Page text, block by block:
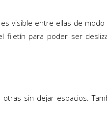
visible entre ellas de
filetín para poder ser
sin dejar espacios.